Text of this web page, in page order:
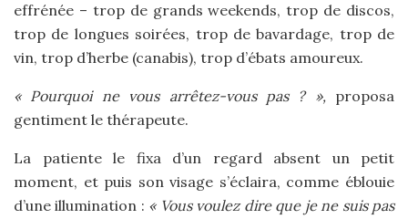
effrénée – trop de grands weekends, trop de discos,
trop de longues soirées, trop de bavardage, trop de
vin, trop d’herbe (canabis), trop d’ébats amoureux.
« Pourquoi ne vous arrêtez-vous pas ? »,proposa
gentiment le thérapeute.
La patiente le fixa d’un regard absent un petit
moment, et puis son visage s’éclaira, comme éblouie
d’une illumination : « Vous voulez dire que je ne suis pas